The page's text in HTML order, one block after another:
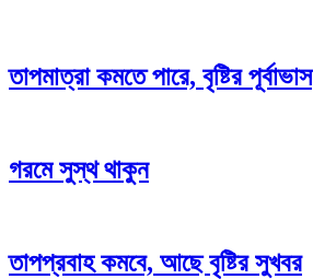
তাপমাত্রা কমতে পারে, বৃষ্টির পূর্বাভাস
গরমে সুস্থ থাকুন
তাপপ্রবাহ কমবে, আছে বৃষ্টির সুখবর